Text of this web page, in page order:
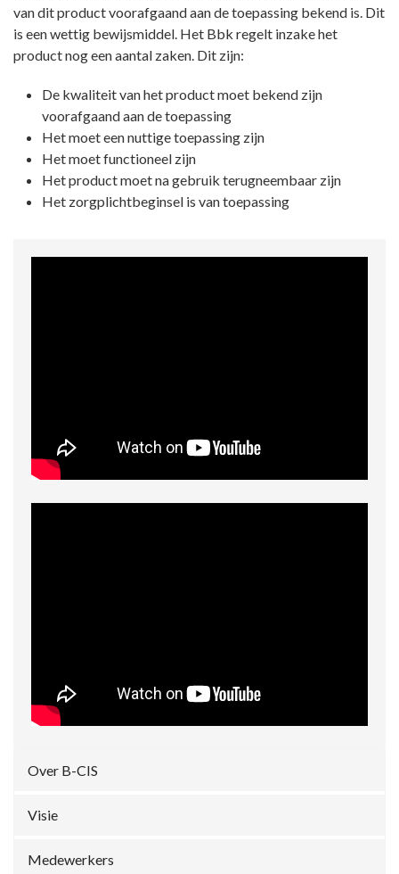
van dit product voorafgaand aan de toepassing bekend is. Dit
is een wettig bewijsmiddel. Het Bbk regelt inzake het
product nog een aantal zaken. Dit zijn:
De kwaliteit van het product moet bekend zijn
voorafgaand aan de toepassing
Het moet een nuttige toepassing zijn
Het moet functioneel zijn
Het product moet na gebruik terugneembaar zijn
Het zorgplichtbeginsel is van toepassing
Over B-CIS
Visie
Medewerkers